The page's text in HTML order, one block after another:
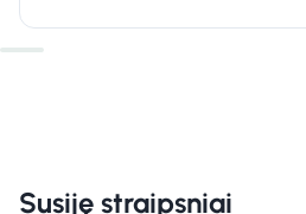
Susiję straipsniai